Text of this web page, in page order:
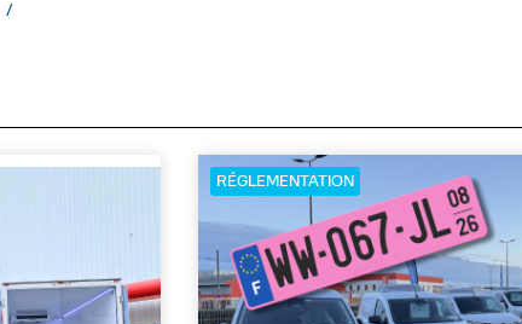
/
RÉGLEMENTATION